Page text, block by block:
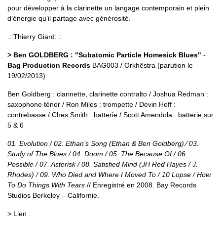
pour développer à la clarinette un langage contemporain et plein
d’énergie qu’il partage avec générosité.
.::Thierry Giard: :.
> Ben GOLDBERG : "Subatomic Particle Homesick Blues" -
Bag Production Records BAG003 / Orkhêstra (parution le
19/02/2013)
Ben Goldberg : clarinette, clarinette contralto / Joshua Redman :
saxophone ténor / Ron Miles : trompette / Devin Hoff :
contrebasse / Ches Smith : batterie / Scott Amendola : batterie sur
5 & 6
01. Evolution / 02. Ethan’s Song (Ethan & Ben Goldberg) ∕ 03.
Study of The Blues / 04. Doom / 05. The Because Of / 06.
Possible / 07. Asterisk / 08. Satisfied Mind (JH Red Hayes / J.
Rhodes) / 09. Who Died and Where I Moved To / 10 Lopse / How
To Do Things With Tears // Enregistré en 2008. Bay Records
Studios Berkeley – Californie.
> Lien :